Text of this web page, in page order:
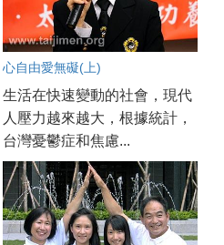
心自由愛無礙(上)
生活在快速變動的社會，現代
人壓力越來越大，根據統計，
台灣憂鬱症和焦慮...